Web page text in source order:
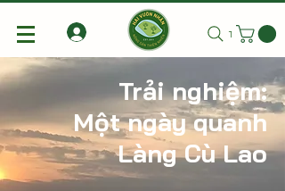
Tìm kiếm
Trải nghiệm:
Một ngày quanh
Làng Cù Lao